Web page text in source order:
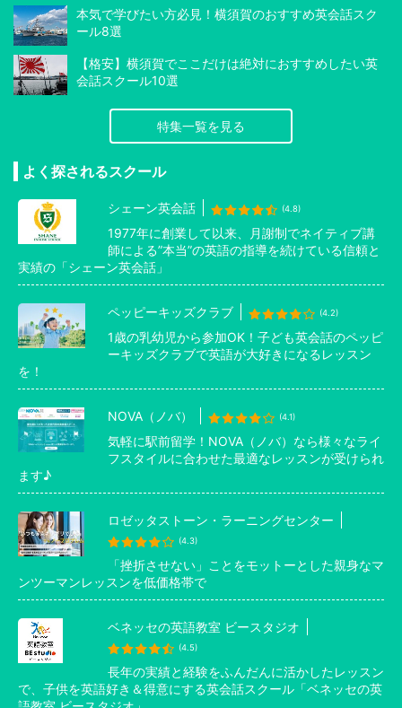
本気で学びたい方必見！横須賀のおすすめ英会話スク
ール8選
【格安】横須賀でここだけは絶対におすすめしたい英
会話スクール10選
特集一覧を見る
よく探されるスクール
シェーン英会話 (4.8)
1977年に創業して以来、月謝制でネイティブ講
師による”本当”の英語の指導を続けている信頼と
実績の「シェーン英会話」
ペッピーキッズクラブ (4.2)
1歳の乳幼児から参加OK！子ども英会話のペッピ
ーキッズクラブで英語が大好きになるレッスン
を！
NOVA（ノバ） (4.1)
気軽に駅前留学！NOVA（ノバ）なら様々なライ
フスタイルに合わせた最適なレッスンが受けられ
ます♪
ロゼッタストーン・ラーニングセンター
(4.3)
「挫折させない」ことをモットーとした親身なマ
ンツーマンレッスンを低価格帯で
ベネッセの英語教室 ビースタジオ
(4.5)
長年の実績と経験をふんだんに活かしたレッスン
で、子供を英語好き＆得意にする英会話スクール「ベネッセの英